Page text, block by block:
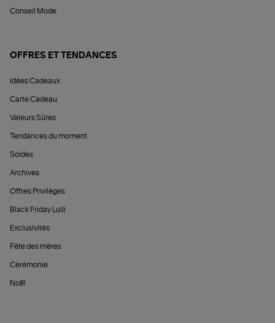
Conseil Mode
OFFRES ET TENDANCES
Idées Cadeaux
Carte Cadeau
Valeurs Sûres
Tendances du moment
Soldes
Archives
Offres Privilèges
Black Friday Lulli
Exclusivités
Fête des mères
Cérémonie
Noël